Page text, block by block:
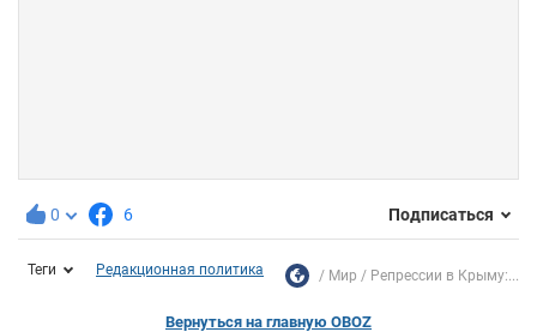
0 6 Подписаться
Теги Редакционная политика Мир Репрессии в Крыму:...
Вернуться на главную OBOZ